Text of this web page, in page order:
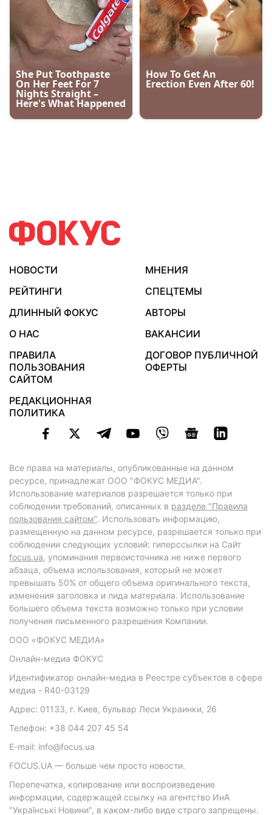
НОВОСТИ
МНЕНИЯ
РЕЙТИНГИ
СПЕЦТЕМЫ
ДЛИННЫЙ ФОКУС
АВТОРЫ
О НАС
ВАКАНСИИ
ПРАВИЛА
ПОЛЬЗОВАНИЯ
САЙТОМ
ДОГОВОР ПУБЛИЧНОЙ
ОФЕРТЫ
РЕДАКЦИОННАЯ
ПОЛИТИКА
Все права на материалы, опубликованные на данном
ресурсе, принадлежат ООО "ФОКУС МЕДИА".
Использование материалов разрешается только при
соблюдении требований, описанных в разделе "Правила
пользования сайтом". Использовать информацию,
размещенную на данном ресурсе, разрешается только при
соблюдении следующих условий: гиперссылки на Сайт
focus.ua, упоминания первоисточника не ниже первого
абзаца, объема использования, который не может
превышать 50% от общего объема оригинального текста,
изменения заголовка и лида материала. Использование
большего объема текста возможно только при условии
получения письменного разрешения Компании.
ООО «ФОКУС МЕДИА»
Онлайн-медиа ФОКУС
Идентификатор онлайн-медиа в Реестре субъектов в сфере
медиа - R40-03129
Адрес: 01133, г. Киев, бульвар Леси Украинки, 26
Телефон: +38 044 207 45 54
E-mail: info@focus.ua
FOCUS.UA — больше чем просто новости.
Перепечатка, копирование или воспроизведение
информации, содержащей ссылку на агентство ИнА
"Українські Новини", в каком-либо виде строго запрещены.